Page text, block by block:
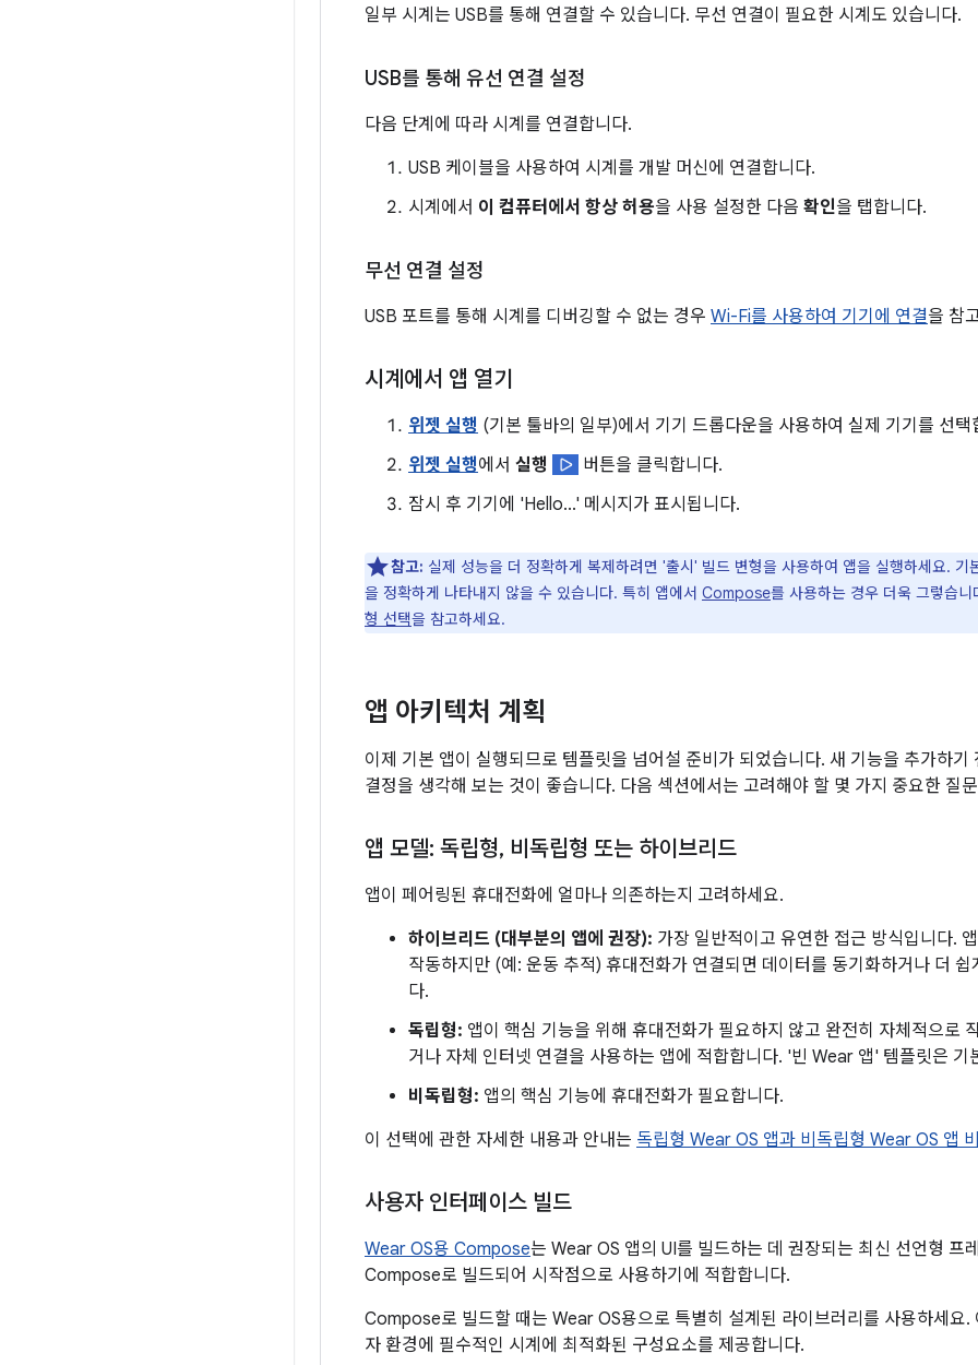
일부 시계는 USB를 통해 연결할 수 있습니다. 무선 연결이 필요한 시계도 있습니다.
USB를 통해 유선 연결 설정
다음 단계에 따라 시계를 연결합니다.
USB 케이블을 사용하여 시계를 개발 머신에 연결합니다.
시계에서 이 컴퓨터에서 항상 허용을 사용 설정한 다음 확인을 탭합니다.
무선 연결 설정
USB 포트를 통해 시계를 디버깅할 수 없는 경우 Wi-Fi를 사용하여 기기에 연결을 참
시계에서 앱 열기
위젯 실행 (기본 툴바의 일부)에서 기기 드롭다운을 사용하여 실제 기기를 선택
위젯 실행에서 실행
버튼을 클릭합니다.
잠시 후 기기에 'Hello...' 메시지가 표시됩니다.
참고: 실제 성능을 더 정확하게 복제하려면 '출시' 빌드 변형을 사용하여 앱을 실행하세요.
을 정확하게 나타내지 않을 수 있습니다. 특히 앱에서 Compose를 사용하는 경우 더욱 그렇습
형 선택을 참고하세요.
앱 아키텍처 계획
이제 기본 앱이 실행되므로 템플릿을 넘어설 준비가 되었습니다. 새 기능을 추가하기
결정을 생각해 보는 것이 좋습니다. 다음 섹션에서는 고려해야 할 몇 가지 중요한 질
앱 모델: 독립형, 비독립형 또는 하이브리드
앱이 페어링된 휴대전화에 얼마나 의존하는지 고려하세요.
하이브리드 (대부분의 앱에 권장): 가장 일반적이고 유연한 접근 방식입니다.
작동하지만 (예: 운동 추적) 휴대전화가 연결되면 데이터를 동기화하거나 더 쉽
다.
독립형: 앱이 핵심 기능을 위해 휴대전화가 필요하지 않고 완전히 자체적으로
거나 자체 인터넷 연결을 사용하는 앱에 적합합니다. '빈 Wear 앱' 템플릿은 기
비독립형: 앱의 핵심 기능에 휴대전화가 필요합니다.
이 선택에 관한 자세한 내용과 안내는 독립형 Wear OS 앱과 비독립형 Wear OS 앱
사용자 인터페이스 빌드
Wear OS용 Compose는 Wear OS 앱의 UI를 빌드하는 데 권장되는 최신 선언형 프
Compose로 빌드되어 시작점으로 사용하기에 적합합니다.
Compose로 빌드할 때는 Wear OS용으로 특별히 설계된 라이브러리를 사용하세요.
자 환경에 필수적인 시계에 최적화된 구성요소를 제공합니다.